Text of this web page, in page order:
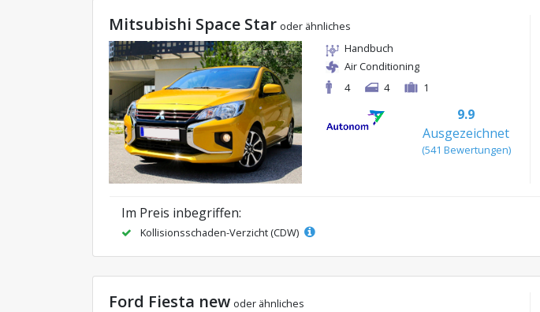
Mitsubishi Space Star oder ähnliches
Handbuch
Air Conditioning
4
4 1
9.9
Ausgezeichnet
(541 Bewertungen)
Im Preis inbegriffen:
Kollisionsschaden-Verzicht (CDW)
Ford Fiesta new oder ähnliches